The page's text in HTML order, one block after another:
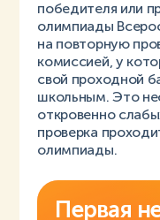
победителя или
олимпиады
на повторную
комиссией, у
свой проходной
школьным. Это
откровенно
проверка
олимпиады.
Первая